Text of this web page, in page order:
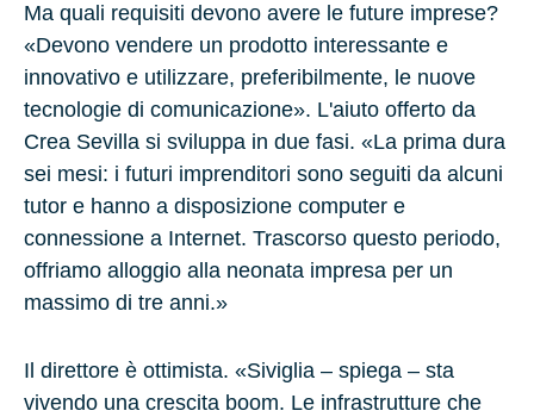
Ma quali requisiti devono avere le future imprese?
«Devono vendere un prodotto interessante e
innovativo e utilizzare, preferibilmente, le nuove
tecnologie di comunicazione». L'aiuto offerto da
Crea Sevilla si sviluppa in due fasi. «La prima dura
sei mesi: i futuri imprenditori sono seguiti da alcuni
tutor e hanno a disposizione computer e
connessione a Internet. Trascorso questo periodo,
offriamo alloggio alla neonata impresa per un
massimo di tre anni.»
Il direttore è ottimista. «Siviglia – spiega – sta
vivendo una crescita boom. Le infrastrutture che